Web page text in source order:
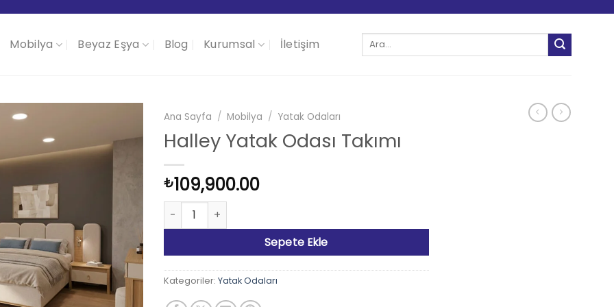
Mobilya Beyaz Eşya Blog Kurumsal İletişim Ara:
Ana Sayfa / Mobilya / Yatak Odaları
Halley Yatak Odası Takımı
₺109,900.00
Halley Yatak Odası Takımı adet
Sepete Ekle
Kategoriler: Yatak Odaları